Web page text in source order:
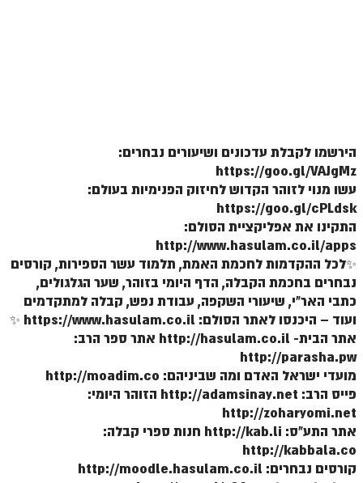
הירשמו לקבלת עדכונים ושיעורים נבחרים:
https://goo.gl/VAJgMz
עשו מנוי לזוהר הקדוש לחיזוק הפנימיות בעולם:
https://goo.gl/cPLdsk
התקינו את אפליקציית הסולם:
http://www.hasulam.co.il/apps
✨לכל ההקדמות לחכמת האמת, תלמוד עשר הספירות, קורסים
נבחרים בחכמת הקבלה, הדף היומי בזוהר, שער הגלגולים,
כתבי האר"י, שיעורי השקפה, עבודת נפש, קבלה למתקדמים
ועוד – היכנסו לאתר הסולם: https://www.hasulam.co.il ✨
אתר הבית- http://hasulam.co.il אתר ספר הרב:
http://parasha.pw
מועדי ישראל האדם ומה שביניהם: http://moadim.co
פייס הרב: http://adamsinay.net הזוהר היומי:
http://zoharyomi.net
אתר התע"ס: http://kab.li חנות ספרי קבלה:
http://kabbala.co
קורסים נבחרים: http://moodle.hasulam.co.il